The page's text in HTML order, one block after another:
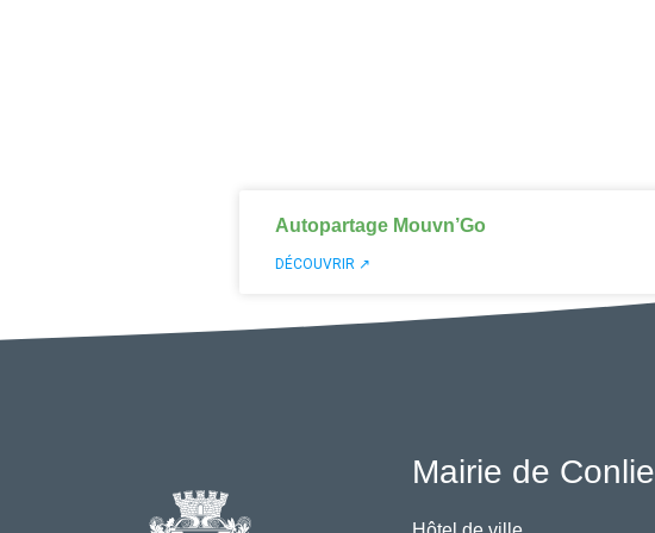
Autopartage Mouvn’Go
DÉCOUVRIR ↗
Mairie de Conlie